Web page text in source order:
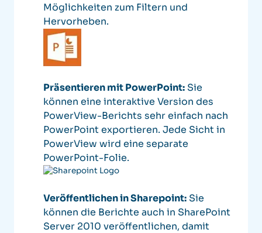
Möglichkeiten zum Filtern und
Hervorheben.
Präsentieren mit PowerPoint: Sie
können eine interaktive Version des
PowerView-Berichts sehr einfach nach
PowerPoint exportieren. Jede Sicht in
PowerView wird eine separate
PowerPoint-Folie.
Veröffentlichen in Sharepoint: Sie
können die Berichte auch in SharePoint
Server 2010 veröffentlichen, damit